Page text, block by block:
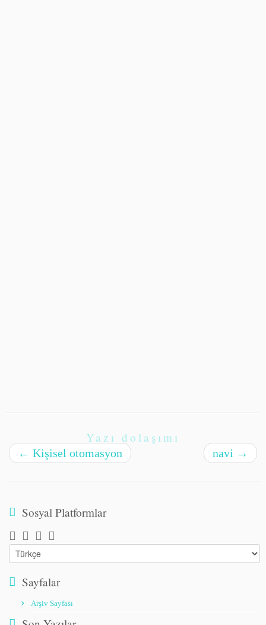
Yazı dolaşımı
← Kişisel otomasyon navi →
Sosyal Platformlar
Choose
a
languageSayfalar
Arşiv Sayfası